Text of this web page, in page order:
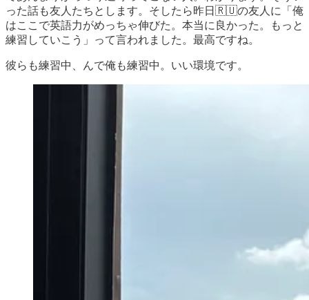
った話も友人たちとします。そしたら昨日🇷🇺の友人に「俺
はここで英語力がめっちゃ伸びた。本当に良かった。もっと
練習していこう」って言われました。最高ですね。
彼らも練習中、んで俺も練習中。いい環境です。